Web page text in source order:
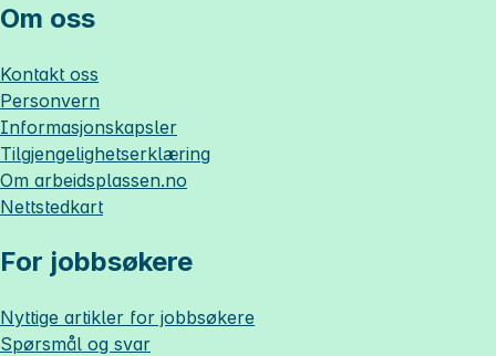
Om oss
Kontakt oss
Personvern
Informasjonskapsler
Tilgjengelighetserklæring
Om arbeidsplassen.no
Nettstedkart
For jobbsøkere
Nyttige artikler for jobbsøkere
Spørsmål og svar